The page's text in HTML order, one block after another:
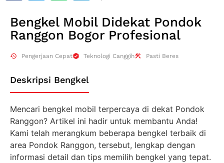
Bengkel Mobil Didekat Pondok
Ranggon Bogor Profesional
Pengerjaan Cepat Teknologi Canggih Pasti Beres
Deskripsi Bengkel
Mencari bengkel mobil terpercaya di dekat Pondok
Ranggon? Artikel ini hadir untuk membantu Anda!
Kami telah merangkum beberapa bengkel terbaik di
area Pondok Ranggon, tersebut, lengkap dengan
informasi detail dan tips memilih bengkel yang tepat.